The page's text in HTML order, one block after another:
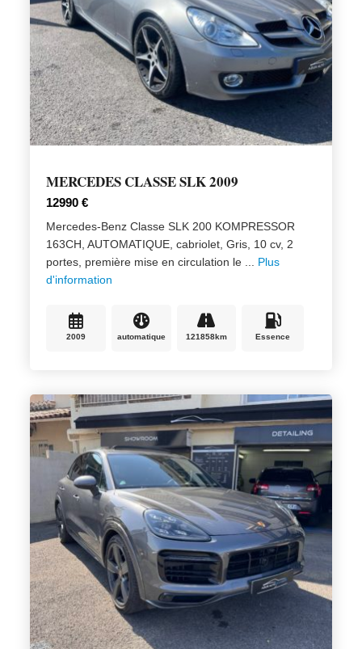
MERCEDES CLASSE SLK 2009
12990 €
Mercedes-Benz Classe SLK 200 KOMPRESSOR
163CH, AUTOMATIQUE, cabriolet, Gris, 10 cv, 2
portes, première mise en circulation le ... Plus
d'information
2009 automatique 121858km Essence